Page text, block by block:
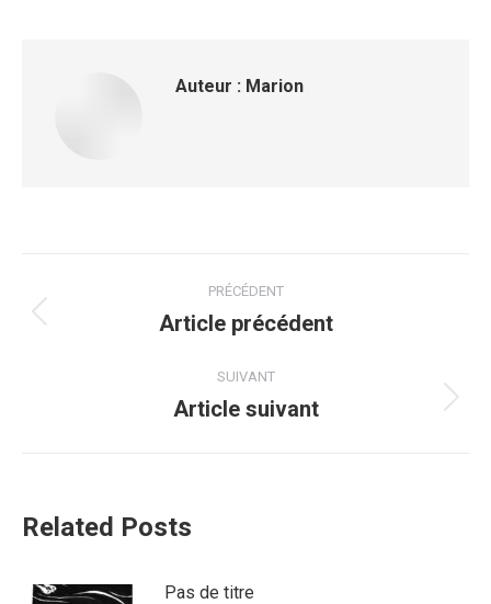
Auteur : Marion
PRÉCÉDENT
Article précédent
SUIVANT
Article suivant
Related Posts
Pas de titre